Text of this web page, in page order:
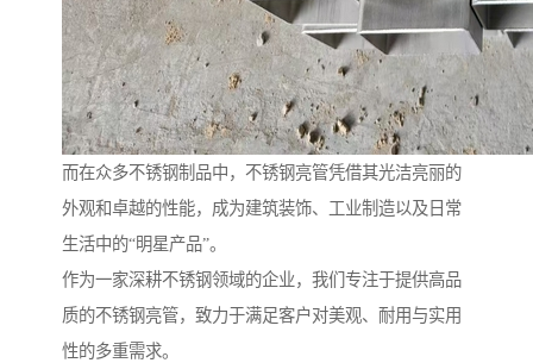
而在众多不锈钢制品中，不锈钢亮管凭借其光洁亮丽的
外观和卓越的性能，成为建筑装饰、工业制造以及日常
生活中的“明星产品”。
作为一家深耕不锈钢领域的企业，我们专注于提供高品
质的不锈钢亮管，致力于满足客户对美观、耐用与实用
性的多重需求。